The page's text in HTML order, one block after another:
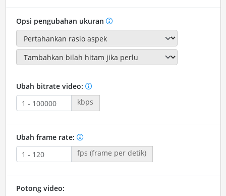
Opsi pengubahan ukuran
Ubah bitrate video:
kbps
Ubah frame rate:
fps (frame per detik)
Potong video: